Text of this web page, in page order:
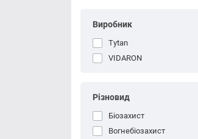
Виробник
Tytan
VIDARON
Різновид
Біозахист
Вогнебіозахист